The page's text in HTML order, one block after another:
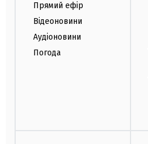
Прямий ефір
Відеоновини
Аудіоновини
Погода